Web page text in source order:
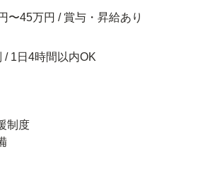
〜45万円 / 賞与・昇給あり
/ 1日4時間以内OK
制度